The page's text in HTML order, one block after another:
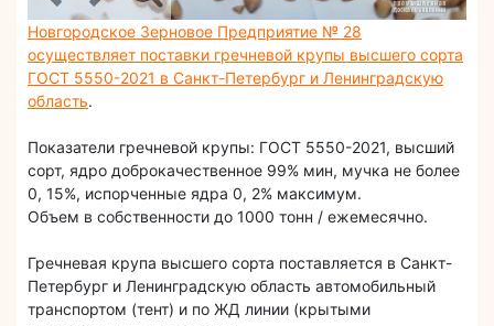
Новгородское Зерновое Предприятие № 28
осуществляет поставки гречневой крупы высшего сорта
ГОСТ 5550-2021 в Санкт-Петербург и Ленинградскую
область.
Показатели гречневой крупы: ГОСТ 5550-2021, высший
сорт, ядро доброкачественное 99% мин, мучка не более
0, 15%, испорченные ядра 0, 2% максимум.
Объем в собственности до 1000 тонн / ежемесячно.
Гречневая крупа высшего сорта поставляется в Санкт-
Петербург и Ленинградскую область автомобильный
транспортом (тент) и по ЖД линии (крытыми